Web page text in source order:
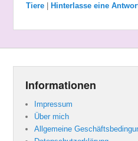
Tiere
Hinterlasse eine
Informationen
Impressum
Über mich
Allgemeine